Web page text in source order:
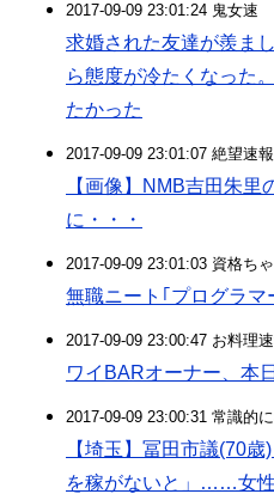
2017-09-09 23:01:24 鬼女速
求婚された友達が羨ま
ら態度が冷たくなった
たかった
2017-09-09 23:01:07 絶望速
【画像】NMB吉田朱里
に・・・
2017-09-09 23:01:03 資格ち
無職ニート｢プログラマ
2017-09-09 23:00:47 お料理
ワイBARオーナー、本
2017-09-09 23:00:31 常識的
【埼玉】冨田市議(70
を稼がないと」……女